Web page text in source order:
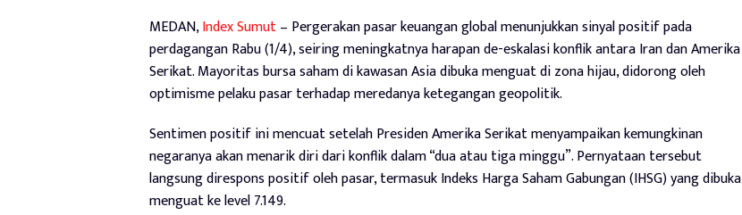
MEDAN,Index Sumut– Pergerakan pasar keuangan global menunjukkan sinyal positif pada
perdagangan Rabu (1/4), seiring meningkatnya harapan de-eskalasi konflik antara Iran dan Amerika
Serikat. Mayoritas bursa saham di kawasan Asia dibuka menguat di zona hijau, didorong oleh
optimisme pelaku pasar terhadap meredanya ketegangan geopolitik.
Sentimen positif ini mencuat setelah Presiden Amerika Serikat menyampaikan kemungkinan
negaranya akan menarik diri dari konflik dalam “dua atau tiga minggu”. Pernyataan tersebut
langsung direspons positif oleh pasar, termasuk Indeks Harga Saham Gabungan (IHSG) yang dibuka
menguat ke level 7.149.